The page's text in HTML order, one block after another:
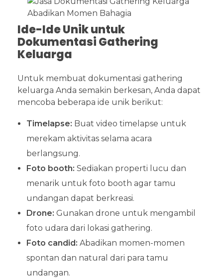
Ide-Ide Unik untuk
Dokumentasi Gathering
Keluarga
Untuk membuat dokumentasi gathering
keluarga Anda semakin berkesan, Anda dapat
mencoba beberapa ide unik berikut:
Timelapse: Buat video timelapse untuk
merekam aktivitas selama acara
berlangsung.
Foto booth: Sediakan properti lucu dan
menarik untuk foto booth agar tamu
undangan dapat berkreasi.
Drone: Gunakan drone untuk mengambil
foto udara dari lokasi gathering.
Foto candid: Abadikan momen-momen
spontan dan natural dari para tamu
undangan.